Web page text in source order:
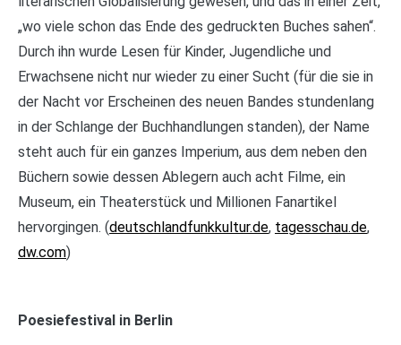
„wo viele schon das Ende des gedruckten Buches sahen“.
Durch ihn wurde Lesen für Kinder, Jugendliche und
Erwachsene nicht nur wieder zu einer Sucht (für die sie in
der Nacht vor Erscheinen des neuen Bandes stundenlang
in der Schlange der Buchhandlungen standen), der Name
steht auch für ein ganzes Imperium, aus dem neben den
Büchern sowie dessen Ablegern auch acht Filme, ein
Museum, ein Theaterstück und Millionen Fanartikel
hervorgingen. (deutschlandfunkkultur.de, tagesschau.de,
dw.com)
Poesiefestival in Berlin